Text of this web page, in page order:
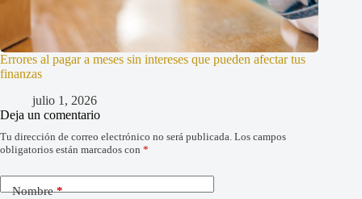
Errores al pagar a meses sin intereses que pueden afectar tus
finanzas
julio 1, 2026
Deja un comentario
Tu dirección de correo electrónico no será publicada. Los campos
obligatorios están marcados con *
Nombre*